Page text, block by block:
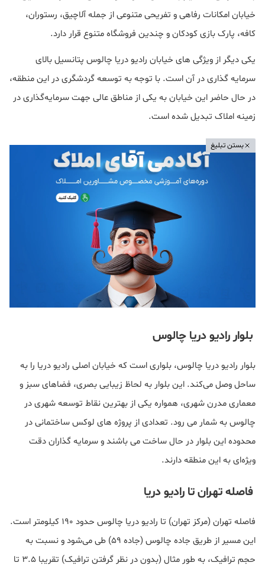
خیابان امکانات رفاهی و تفریحی متنوعی از جمله آلاچیق‌، رستوران‌،
کافه‌، پارک بازی کودکان و چندین فروشگاه‌ متنوع قرار دارد.
یکی دیگر از ویژگی های خیابان رادیو دریا چالوس پتانسیل بالای
سرمایه‌ گذاری در آن است. با توجه به توسعه گردشگری در این منطقه،
در حال حاضر این خیابان به یکی از مناطق عالی جهت سرمایه‌گذاری در
زمینه املاک تبدیل شده است.
بستن تبلیغ
بلوار رادیو دریا چالوس
بلوار رادیو دریا چالوس، بلواری است که خیابان اصلی رادیو دریا را به
ساحل وصل می‌کند. این بلوار به لحاظ زیبایی بصری، فضاهای سبز و
معماری مدرن شهری، همواره یکی از بهترین نقاط توسعه شهری در
چالوس به شمار می رود. تعدادی از پروژه‌ های لوکس ساختمانی در
محدوده این بلوار در حال ساخت می باشند و سرمایه گذاران دقت
ویژه‌ای به این منطقه دارند.
فاصله تهران تا رادیو دریا
فاصله تهران (مرکز تهران) تا رادیو دریا چالوس حدود 190 کیلومتر است.
این مسیر از طریق جاده چالوس (جاده 59) طی می‌شود و نسبت به
حجم ترافیک، به طور مثال (بدون در نظر گرفتن ترافیک) تقریبا 3.5 تا